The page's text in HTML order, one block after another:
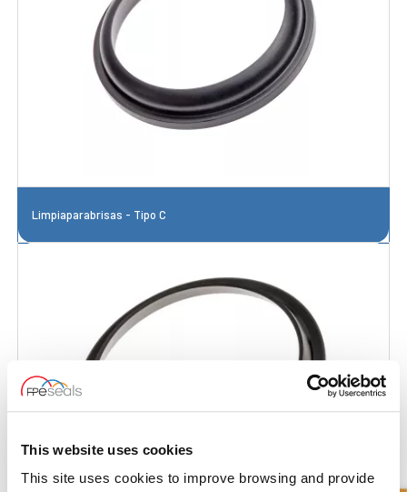
This website uses cookies
This site uses cookies to improve browsing and provide
Limpiaparabrisas - Tipo C